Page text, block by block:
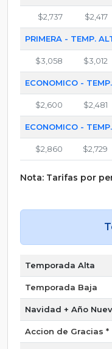
$2,737 $2,417
PRIMERA - TEMP.
$3,058 $3,012
ECONOMICO -
$2,600 $2,481
ECONOMICO -
$2,860 $2,729
Nota: Tarifas por
Temporada Alta
Temporada Baja
Navidad + Año
Accion de Gracias *